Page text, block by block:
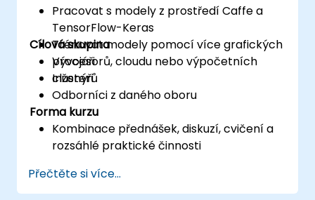
Pracovat s modely z prostředí Caffe a
TensorFlow-Keras
Trénovat modely pomocí více grafických
procesorů, cloudu nebo výpočetních
clusterů
Cílová skupina
Vývojáři
Inženýři
Odborníci z daného oboru
Forma kurzu
Kombinace přednášek, diskuzí, cvičení a
rozsáhlé praktické činnosti
Přečtěte si více...